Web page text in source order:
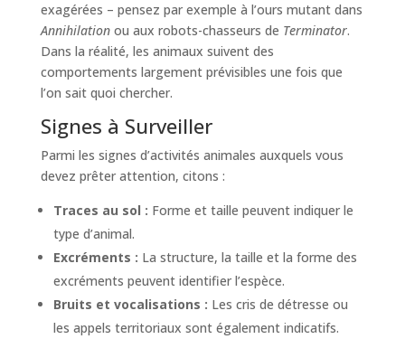
exagérées – pensez par exemple à l’ours mutant dans
Annihilationou aux robots-chasseurs de Terminator.
Dans la réalité, les animaux suivent des
comportements largement prévisibles une fois que
l’on sait quoi chercher.
Signes à Surveiller
Parmi les signes d’activités animales auxquels vous
devez prêter attention, citons :
Traces au sol : Forme et taille peuvent indiquer le
type d’animal.
Excréments : La structure, la taille et la forme des
excréments peuvent identifier l’espèce.
Bruits et vocalisations : Les cris de détresse ou
les appels territoriaux sont également indicatifs.